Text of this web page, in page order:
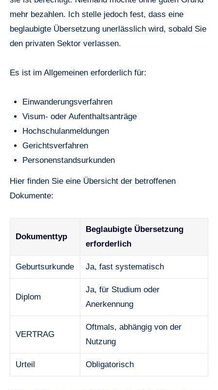
mehr bezahlen. Ich stelle jedoch fest, dass eine
beglaubigte Übersetzung unerlässlich wird, sobald Sie
den privaten Sektor verlassen.
Es ist im Allgemeinen erforderlich für:
Einwanderungsverfahren
Visum- oder Aufenthaltsanträge
Hochschulanmeldungen
Gerichtsverfahren
Personenstandsurkunden
Hier finden Sie eine Übersicht der betroffenen
Dokumente:
Dokumenttyp
Beglaubigte Übersetzung
erforderlich
Geburtsurkunde Ja, fast systematisch
Diplom
Ja, für Studium oder
Anerkennung
VERTRAG
Oftmals, abhängig von der
Nutzung
Urteil Obligatorisch